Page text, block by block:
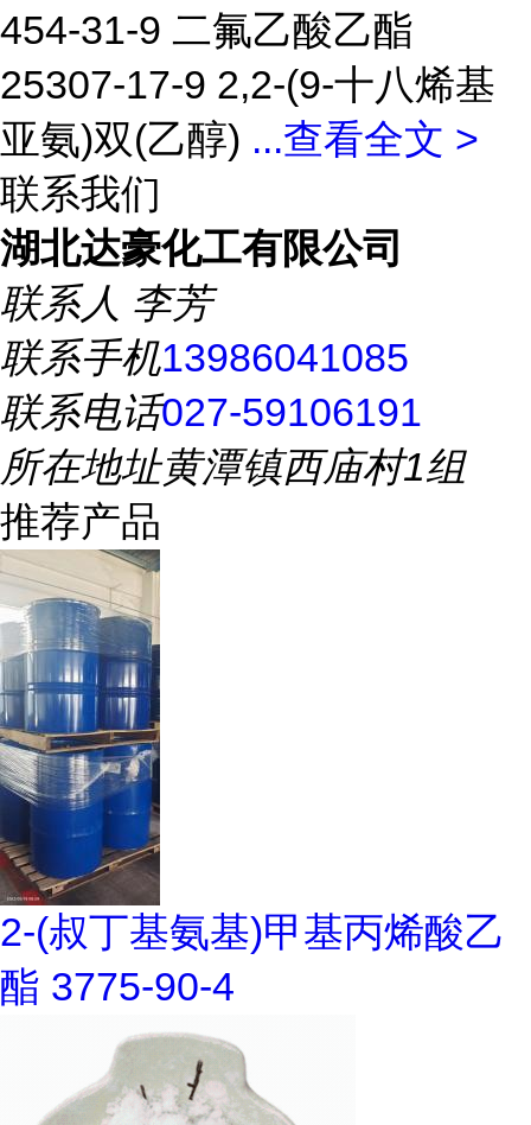
454-31-9 二氟乙酸乙酯
25307-17-9 2,2-(9-十八烯基
亚氨)双(乙醇) ...查看全文 >
联系我们
湖北达豪化工有限公司
联系人 李芳
联系手机13986041085
联系电话027-59106191
所在地址黄潭镇西庙村1组
推荐产品
2-(叔丁基氨基)甲基丙烯酸乙
酯 3775-90-4